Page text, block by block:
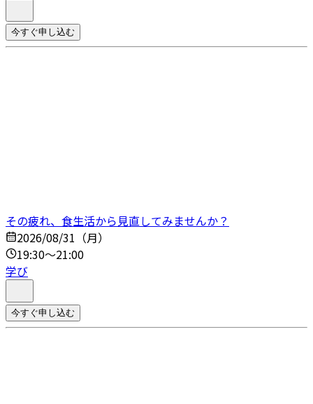
今すぐ申し込む
その疲れ、食生活から見直してみませんか？
2026/08/31（月）
19:30～21:00
学び
今すぐ申し込む